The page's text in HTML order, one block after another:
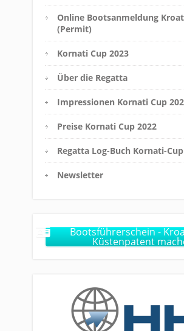
Online Bootsanmeldung
(Permit)
Kornati Cup 2023
Über die Regatta
Impressionen Kornati Cup
Preise Kornati Cup 2022
Regatta Log-Buch Kornati-Cup
Newsletter
Bootsführerschein -
Küstenpatent